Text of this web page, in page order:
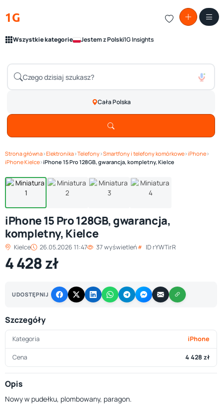
1G
Wszystkie kategorie Jestem z Polski1G Insights
Cała Polska
Strona główna›Elektronika›Telefony›Smartfony i telefony komórkowe›iPhone›
iPhone Kielce›iPhone 15 Pro 128GB, gwarancja, kompletny, Kielce
1/ 4 Zobacz galerię
iPhone 15 Pro 128GB, gwarancja,
kompletny, Kielce
Kielce 26.05.2026 11:47 37 wyświetleń ID rYWTirR
4 428 zł
UDOSTĘPNIJ
Szczegóły
Kategoria iPhone
Cena 4 428 zł
Opis
Nowy w pudełku, plombowany, paragon.